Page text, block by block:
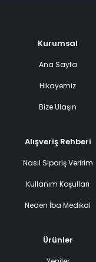
Kurumsal
Ana Sayfa
Hikayemiz
Bize Ulaşın
Alışveriş Rehberi
Nasıl Sipariş Veririm
Kullanım Koşulları
Neden İba Medikal
Ürünler